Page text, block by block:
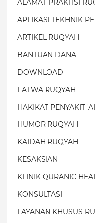
ALAMAT PRAKTISI
APLIKASI TEKHNIK
ARTIKEL RUQYAH
BANTUAN DANA
DOWNLOAD
FATWA RUQYAH
HAKIKAT PENYAKIT
HUMOR RUQYAH
KAIDAH RUQYAH
KESAKSIAN
KLINIK QURANIC
KONSULTASI
LAYANAN KHUSUS